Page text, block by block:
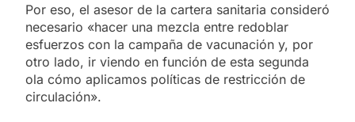
Por eso, el asesor de la cartera sanitaria consideró
necesario «hacer una mezcla entre redoblar
esfuerzos con la campaña de vacunación y, por
otro lado, ir viendo en función de esta segunda
ola cómo aplicamos políticas de restricción de
circulación».